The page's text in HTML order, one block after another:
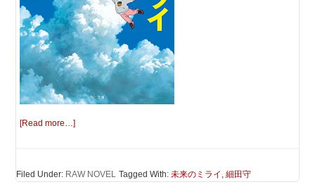
[Read more…]
Filed Under: RAW NOVEL Tagged With:未来のミライ ,細田守